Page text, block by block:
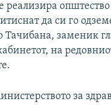
реализира општество
да си го
Тачибана, заменик
на
за